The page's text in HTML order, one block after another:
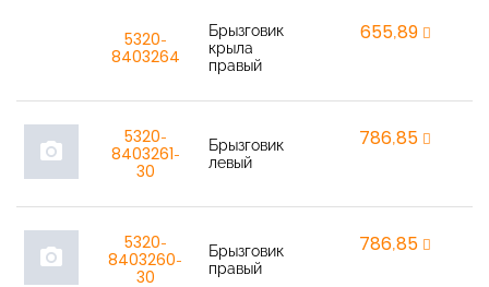
5320-
8403264
Брызговик
крыла
правый
655,89
photo_camera
5320-
8403261-
30
Брызговик
левый
786,85
photo_camera
5320-
8403260-
30
Брызговик
правый
786,85